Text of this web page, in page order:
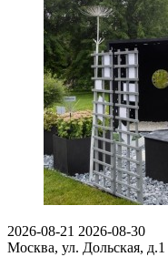
2026-08-21 2026-08-30
Москва, ул. Дольская, д.1